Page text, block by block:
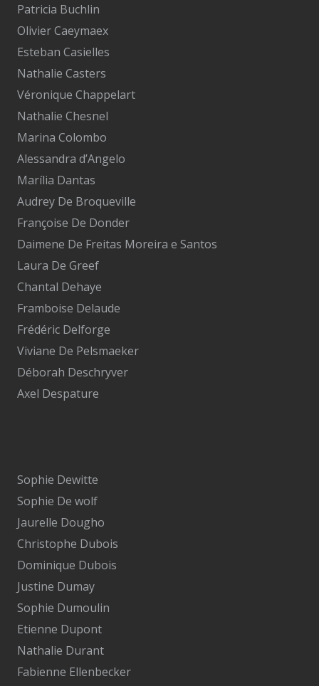
Patricia Buchlin
Olivier Caeymaex
Esteban Casielles
Nathalie Casters
Véronique Chappelart
Nathalie Chesnel
Marina Colombo
Alessandra d’Angelo
Marília Dantas
Audrey De Broqueville
Françoise De Donder
Daimene De Freitas Moreira e Santos
Laura De Greef
Chantal Dehaye
Framboise Delaude
Frédéric Delforge
Viviane De Pelsmaeker
Déborah Deschryver
Axel Despature
Sophie Dewitte
Sophie De wolf
Jaurelle Dougho
Christophe Dubois
Dominique Dubois
Justine Dumay
Sophie Dumoulin
Etienne Dupont
Nathalie Durant
Fabienne Ellenbecker